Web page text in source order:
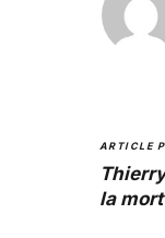
ARTICLE
la